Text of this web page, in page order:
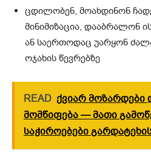
ცდილობენ, მოახდინონ
მინიმიზაცია, დააბრალონ
ან საერთოდაც უარყონ
ოჯახის წევრებზე
READ ქვიარ მოზარდები
მომწიფება — მათი
საჭიროებები